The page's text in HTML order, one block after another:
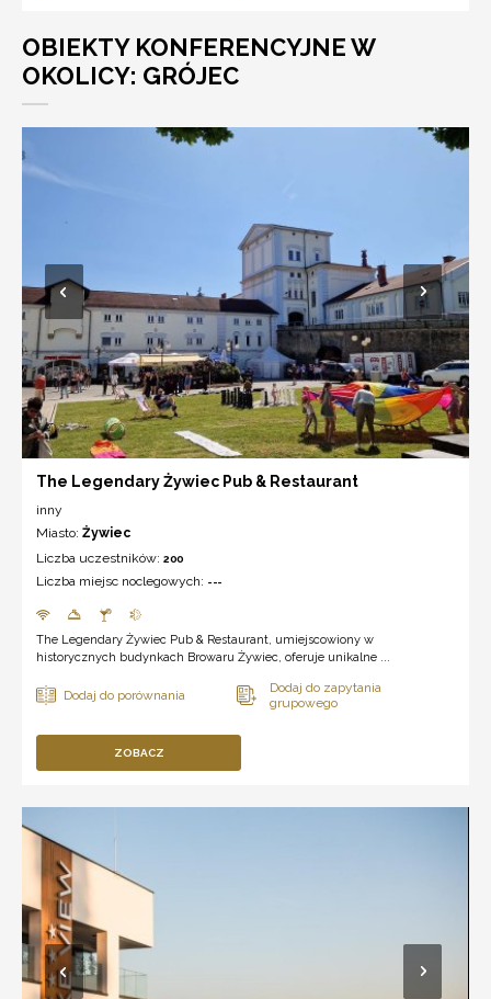
OBIEKTY KONFERENCYJNE W
OKOLICY: GRÓJEC
The Legendary Żywiec Pub & Restaurant
inny
Miasto: Żywiec
Liczba uczestników: 200
Liczba miejsc noclegowych: ---
The Legendary Żywiec Pub & Restaurant, umiejscowiony w
historycznych budynkach Browaru Żywiec, oferuje unikalne ...
ZOBACZ